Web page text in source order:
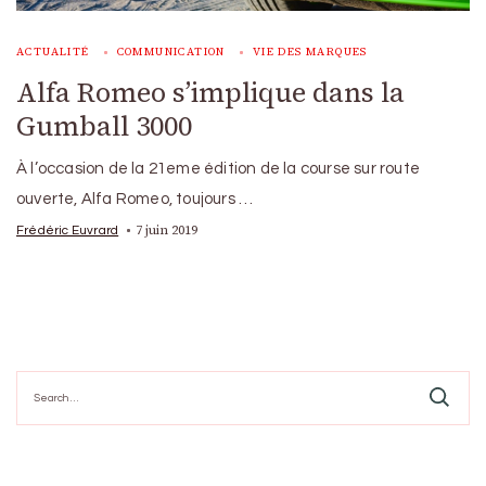
ACTUALITÉ COMMUNICATION VIE DES MARQUES
Alfa Romeo s’implique dans la
Gumball 3000
À l’occasion de la 21eme édition de la course sur route
ouverte, Alfa Romeo, toujours …
Frédéric Euvrard 7 juin 2019
for: